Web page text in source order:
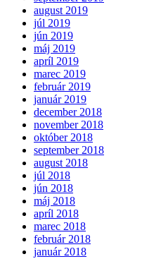
august 2019
júl 2019
jún 2019
máj 2019
apríl 2019
marec 2019
február 2019
január 2019
december 2018
november 2018
október 2018
september 2018
august 2018
júl 2018
jún 2018
máj 2018
apríl 2018
marec 2018
február 2018
január 2018